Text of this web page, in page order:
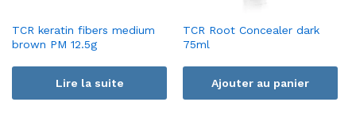
TCR keratin fibers medium
brown PM 12.5g
Lire la suite
TCR Root Concealer dark
75ml
Ajouter au panier